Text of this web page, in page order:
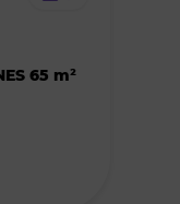
65 m²